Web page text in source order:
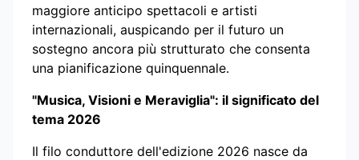
maggiore anticipo spettacoli e artisti
internazionali, auspicando per il futuro un
sostegno ancora più strutturato che consenta
una pianificazione quinquennale.
"Musica, Visioni e Meraviglia": il significato del
tema 2026
Il filo conduttore dell'edizione 2026 nasce da